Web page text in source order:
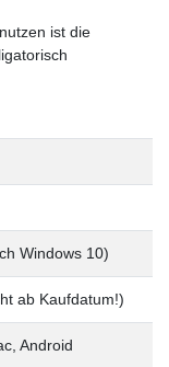
ist die
Windows 10)
ab Kaufdatum!)
Android